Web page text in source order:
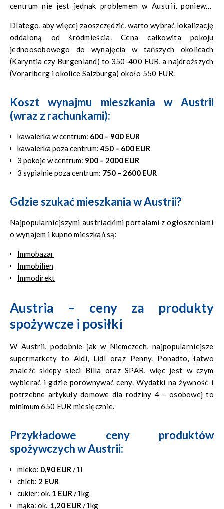
centrum nie jest jednak problemem w Austrii, ponieważ
dobrze – przystanki znajdziesz co krok.
Dlatego, aby więcej zaoszczędzić, warto wybrać lokalizację
oddaloną od śródmieścia. Cena całkowita pokoju
jednoosobowego do wynajęcia w tańszych okolicach
(Karyntia czy Burgenland) to 350-400 EUR, a najdroższych
(Vorarlberg i okolice Salzburga) około 550 EUR.
Koszt wynajmu mieszkania w Austrii
(wraz z rachunkami):
kawalerka w centrum: 600 – 900 EUR
kawalerka poza centrum:450 – 600 EUR
3 pokoje w centrum: 900 – 2000 EUR
3 sypialnie poza centrum: 750 – 2600 EUR
Gdzie szukać mieszkania w Austrii?
Najpopularniejszymi austriackimi portalami z ogłoszeniami
o wynajem i kupno mieszkań są:
Immobazar
Immobilien
Immodirekt
Austria – ceny za produkty
spożywcze i posiłki
W Austrii, podobnie jak w Niemczech, najpopularniejsze
supermarkety to Aldi, Lidl oraz Penny. Ponadto, łatwo
znaleźć sklepy sieci Billa oraz SPAR, więc jest w czym
wybierać i gdzie porównywać ceny. Wydatki na żywność i
potrzebne artykuły domowe dla rodziny 4 – osobowej to
minimum 650 EUR miesięcznie.
Przykładowe ceny produktów
spożywczych w Austrii:
mleko: 0,90 EUR/1l
chleb: 2 EUR
cukier: ok. 1 EUR/1kg
mąka: ok. 1,20 EUR/1kg